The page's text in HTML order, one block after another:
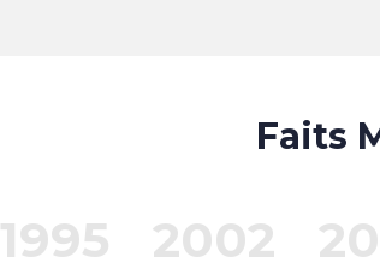
Faits
1995 2002